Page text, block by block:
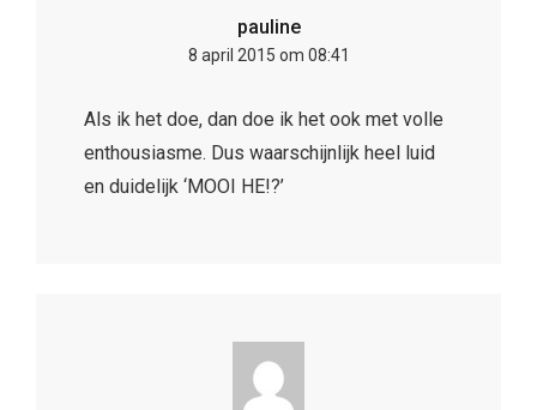
pauline
8 april 2015 om 08:41
Als ik het doe, dan doe ik het ook met volle
enthousiasme. Dus waarschijnlijk heel luid
en duidelijk ‘MOOI HE!?’